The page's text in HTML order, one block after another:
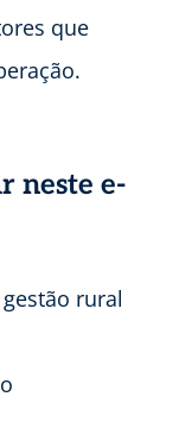
que
neste e-
rural